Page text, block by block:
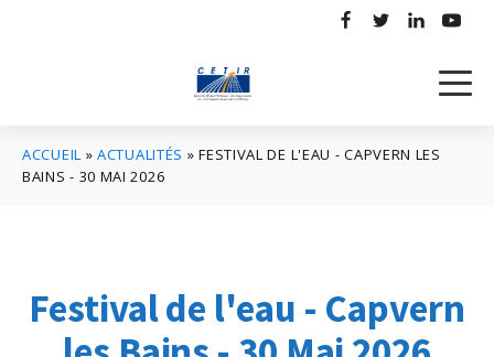
ACCUEIL »ACTUALITÉS »FESTIVAL DE L'EAU - CAPVERN LES
BAINS - 30 MAI 2026
Festival de l'eau - Capvern